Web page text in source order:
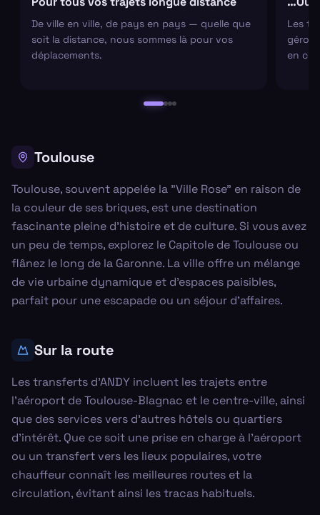
De ville en ville, de pays en pays — quelle que
soit la distance, nous sommes là pour vos
déplacements.
Les
en
Toulouse
Toulouse, souvent appelée la "Ville Rose" en raison de
la couleur de ses briques, est une destination
fascinante pleine d'histoire et de culture. Si vous avez
un peu de temps, explorez le Capitole de Toulouse ou
flânez le long de la Garonne. La ville offre un mélange
de vie urbaine dynamique et d'espaces paisibles,
parfait pour une escapade ou un séjour d'affaires.
Sur la route
Les transferts d'ANDY incluent les trajets entre
l'aéroport de Toulouse-Blagnac et le centre-ville, ainsi
que des services vers d'autres hôtels ou quartiers
d'intérêt. Que ce soit une prise en charge à l'aéroport
ou un transfert vers les lieux populaires, votre
chauffeur connaît les meilleures routes et la
circulation, évitant ainsi les tracas habituels.